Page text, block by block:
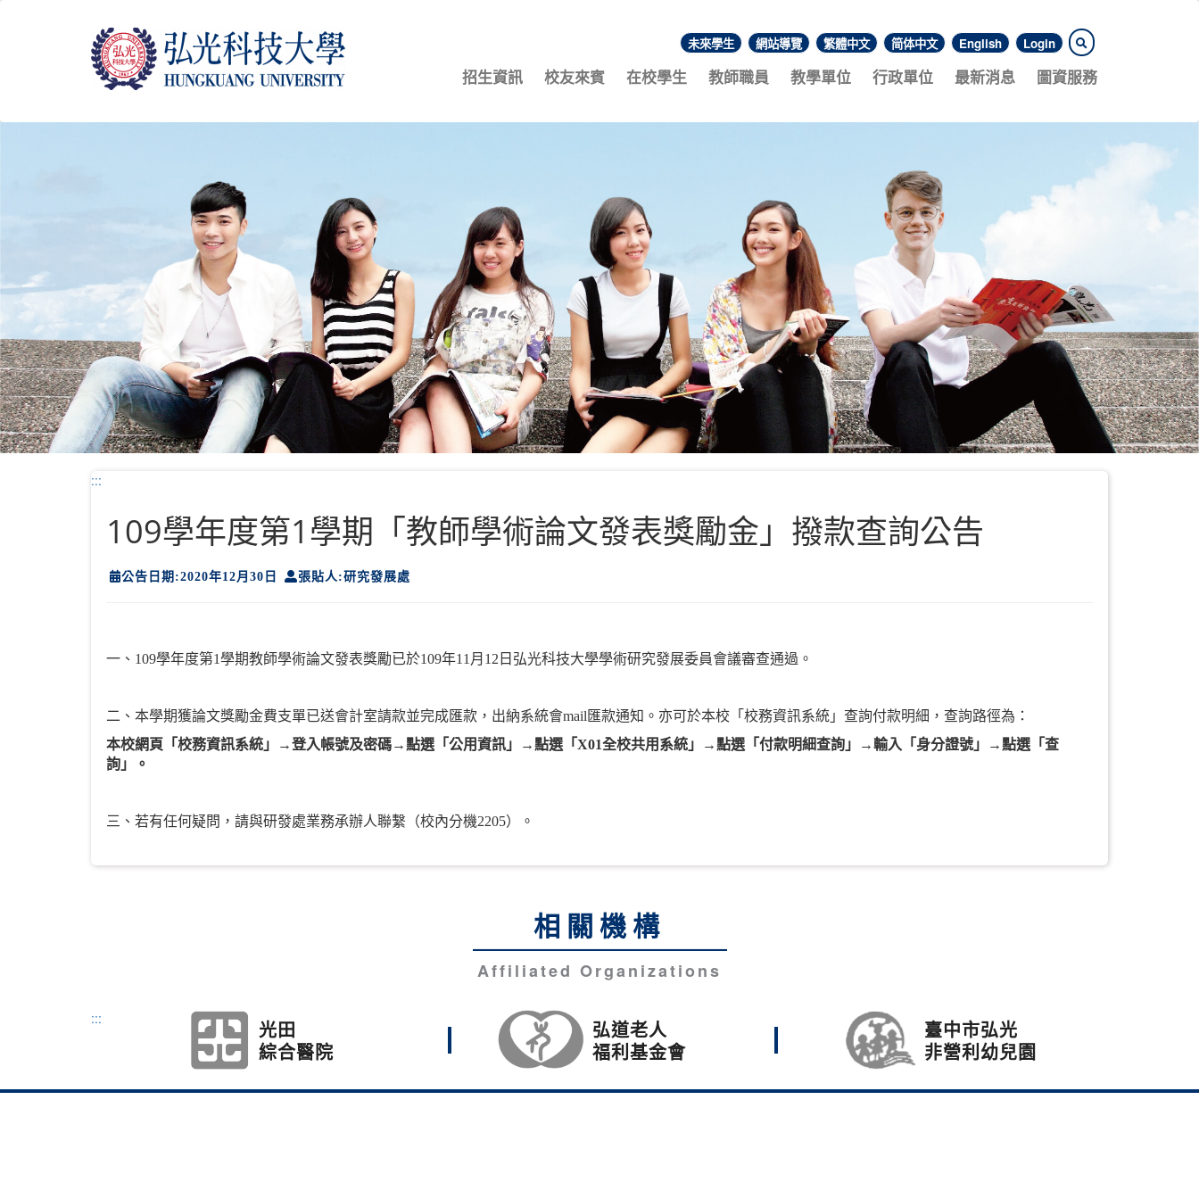
內
:::
未來學生 網站導覽 繁體中文 简体中文 English Login
招生資訊 校友來賓 在校學生 教師職員 教學單位 行政單位 最新消息 圖資服務
:::
109學年度第1學期「教師學術論文發表獎勵金」撥款查詢公告
公告日期:2020年12月30日 張貼人:研究發展處
一、109學年度第1學期教師學術論文發表獎勵已於109年11月12日弘光科技大學學術研究發展委員會議審查通過。
二、本學期獲論文獎勵金費支單已送會計室請款並完成匯款，出納系統會mail匯款通知。亦可於本校「校務資訊系統」查詢付款明細，查詢路徑為：
本校網頁「校務資訊系統」→登入帳號及密碼→點選「公用資訊」→點選「X01全校共用系統」→點選「付款明細查詢」→輸入「身分證號」→點選「查
詢」。
三、若有任何疑問，請與研發處業務承辦人聯繫（校內分機2205）。
相關機構
Affiliated Organizations
:::
光田
綜合醫院
弘道老人
福利基金會
臺中市弘光
非營利幼兒園